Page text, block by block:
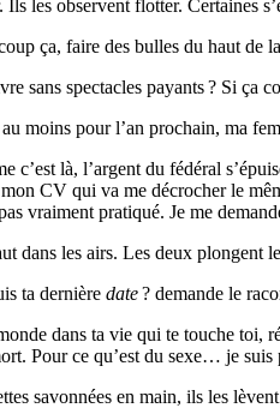
les observent flotter. Certaines
ça, faire des bulles du haut de
sans spectacles payants ? Si ça
moins pour l’an prochain, ma
c’est là, l’argent du fédéral
mon CV qui va me décrocher le
vraiment pratiqué. Je me
dans les airs. Les deux plongent
ta dernière date? demande le
dans ta vie qui te touche toi,
Pour ce qu’est du sexe… je suis
savonnées en main, ils les